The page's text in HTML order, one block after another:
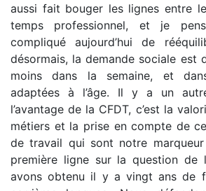
aussi fait bouger les lignes entre
temps professionnel, et je
compliqué aujourd’hui de
désormais, la demande sociale est
moins dans la semaine, et
adaptées à l’âge. Il y a un
l’avantage de la CFDT, c’est la
métiers et la prise en compte de
de travail qui sont notre
première ligne sur la question de
avons obtenu il y a vingt ans de